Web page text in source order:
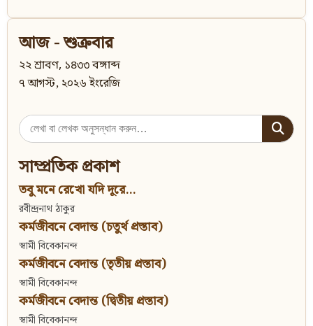
আজ - শুক্রবার
২২ শ্রাবণ, ১৪৩৩ বঙ্গাব্দ
৭ আগস্ট, ২০২৬ ইংরেজি
Search
for:
সাম্প্রতিক প্রকাশ
তবু মনে রেখো যদি দূরে...
রবীন্দ্রনাথ ঠাকুর
কর্মজীবনে বেদান্ত (চতুর্থ প্রস্তাব)
স্বামী বিবেকানন্দ
কর্মজীবনে বেদান্ত (তৃতীয় প্রস্তাব)
স্বামী বিবেকানন্দ
কর্মজীবনে বেদান্ত (দ্বিতীয় প্রস্তাব)
স্বামী বিবেকানন্দ